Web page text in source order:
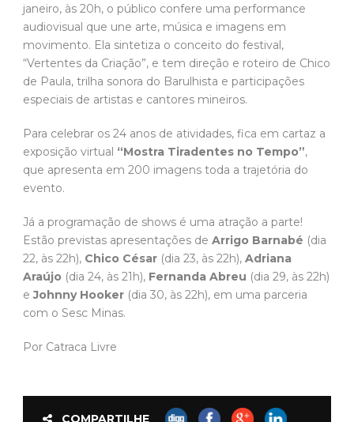
janeiro, às 20h, o público confere uma performance
audiovisual que une arte, música e imagens em
movimento. Ela sintetiza o conceito do festival,
“Vertentes da Criação”, e tem direção e roteiro de Chico
de Paula, trilha sonora do Barulhista e participações
especiais de artistas e cantores mineiros.
Para celebrar os 24 anos de atividades, fica em cartaz a
exposição virtual “Mostra Tiradentes no Tempo”,
que apresenta em 200 imagens toda a trajetória do
evento.
Já a programação de shows é uma atração a parte!
Estão previstas apresentações de Arrigo Barnabé (dia
22, às 22h), Chico César (dia 23, às 22h), Adriana
Araújo (dia 24, às 21h), Fernanda Abreu (dia 29, às 22h)
eJohnny Hooker (dia 30, às 22h), em uma parceria
com o Sesc Minas.
Por Catraca Livre
COMPARTILHE